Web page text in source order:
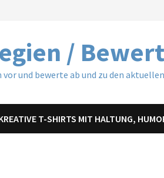
/
und bewerte ab und zu den
T-SHIRTS MIT HALTUNG,